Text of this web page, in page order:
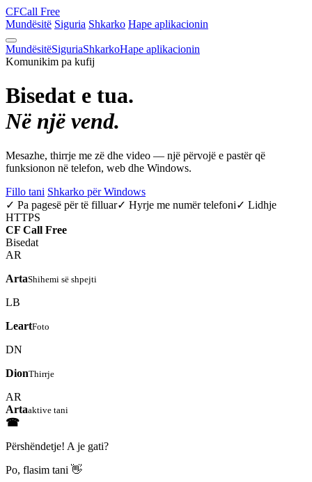
CFCall Free
Mundësitë Siguria Shkarko Hape aplikacionin
MundësitëSiguriaShkarkoHape aplikacionin
Komunikim pa kufij
Bisedat e tua.
Në një vend.
Mesazhe, thirrje me zë dhe video — një përvojë e pastër që
funksionon në telefon, web dhe Windows.
Fillo tani Shkarko për Windows
✓ Pa pagesë për të filluar✓ Hyrje me numër telefoni✓ Lidhje
HTTPS
CF Call Free
Bisedat
AR
ArtaShihemi së shpejti
LB
LeartFoto
DN
DionThirrje
AR
Artaaktive tani
☎
Përshëndetje! A je gati?
Po, flasim tani 👋